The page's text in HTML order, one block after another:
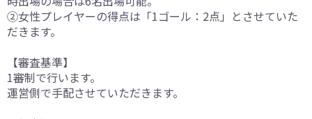
②女性プレイヤーの得点は「1ゴール：2点」とさせていた
だきます。
【審査基準】
1審制で行います。
運営側で手配させていただきます。